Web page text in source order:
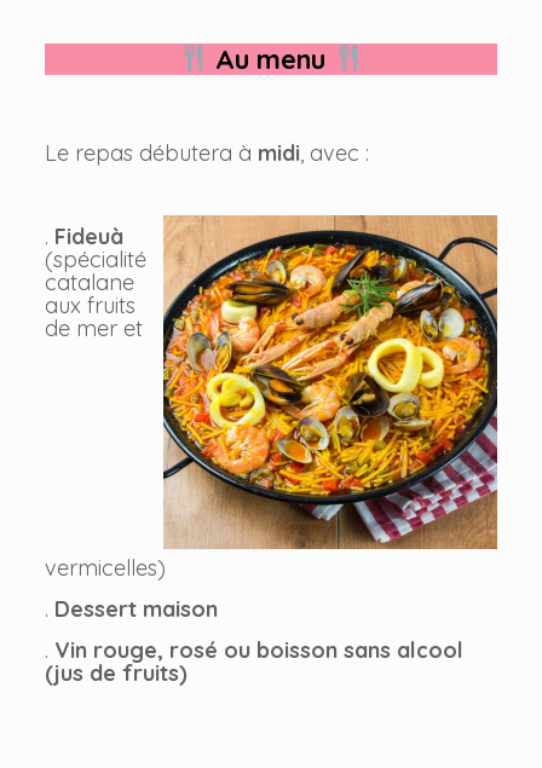
Au menu
Le repas débutera à midi, avec :
. Fideuà
(spécialité
catalane
aux fruits
de mer et
vermicelles)
. Dessert maison
. Vin rouge, rosé ou boisson sans alcool
(jus de fruits)